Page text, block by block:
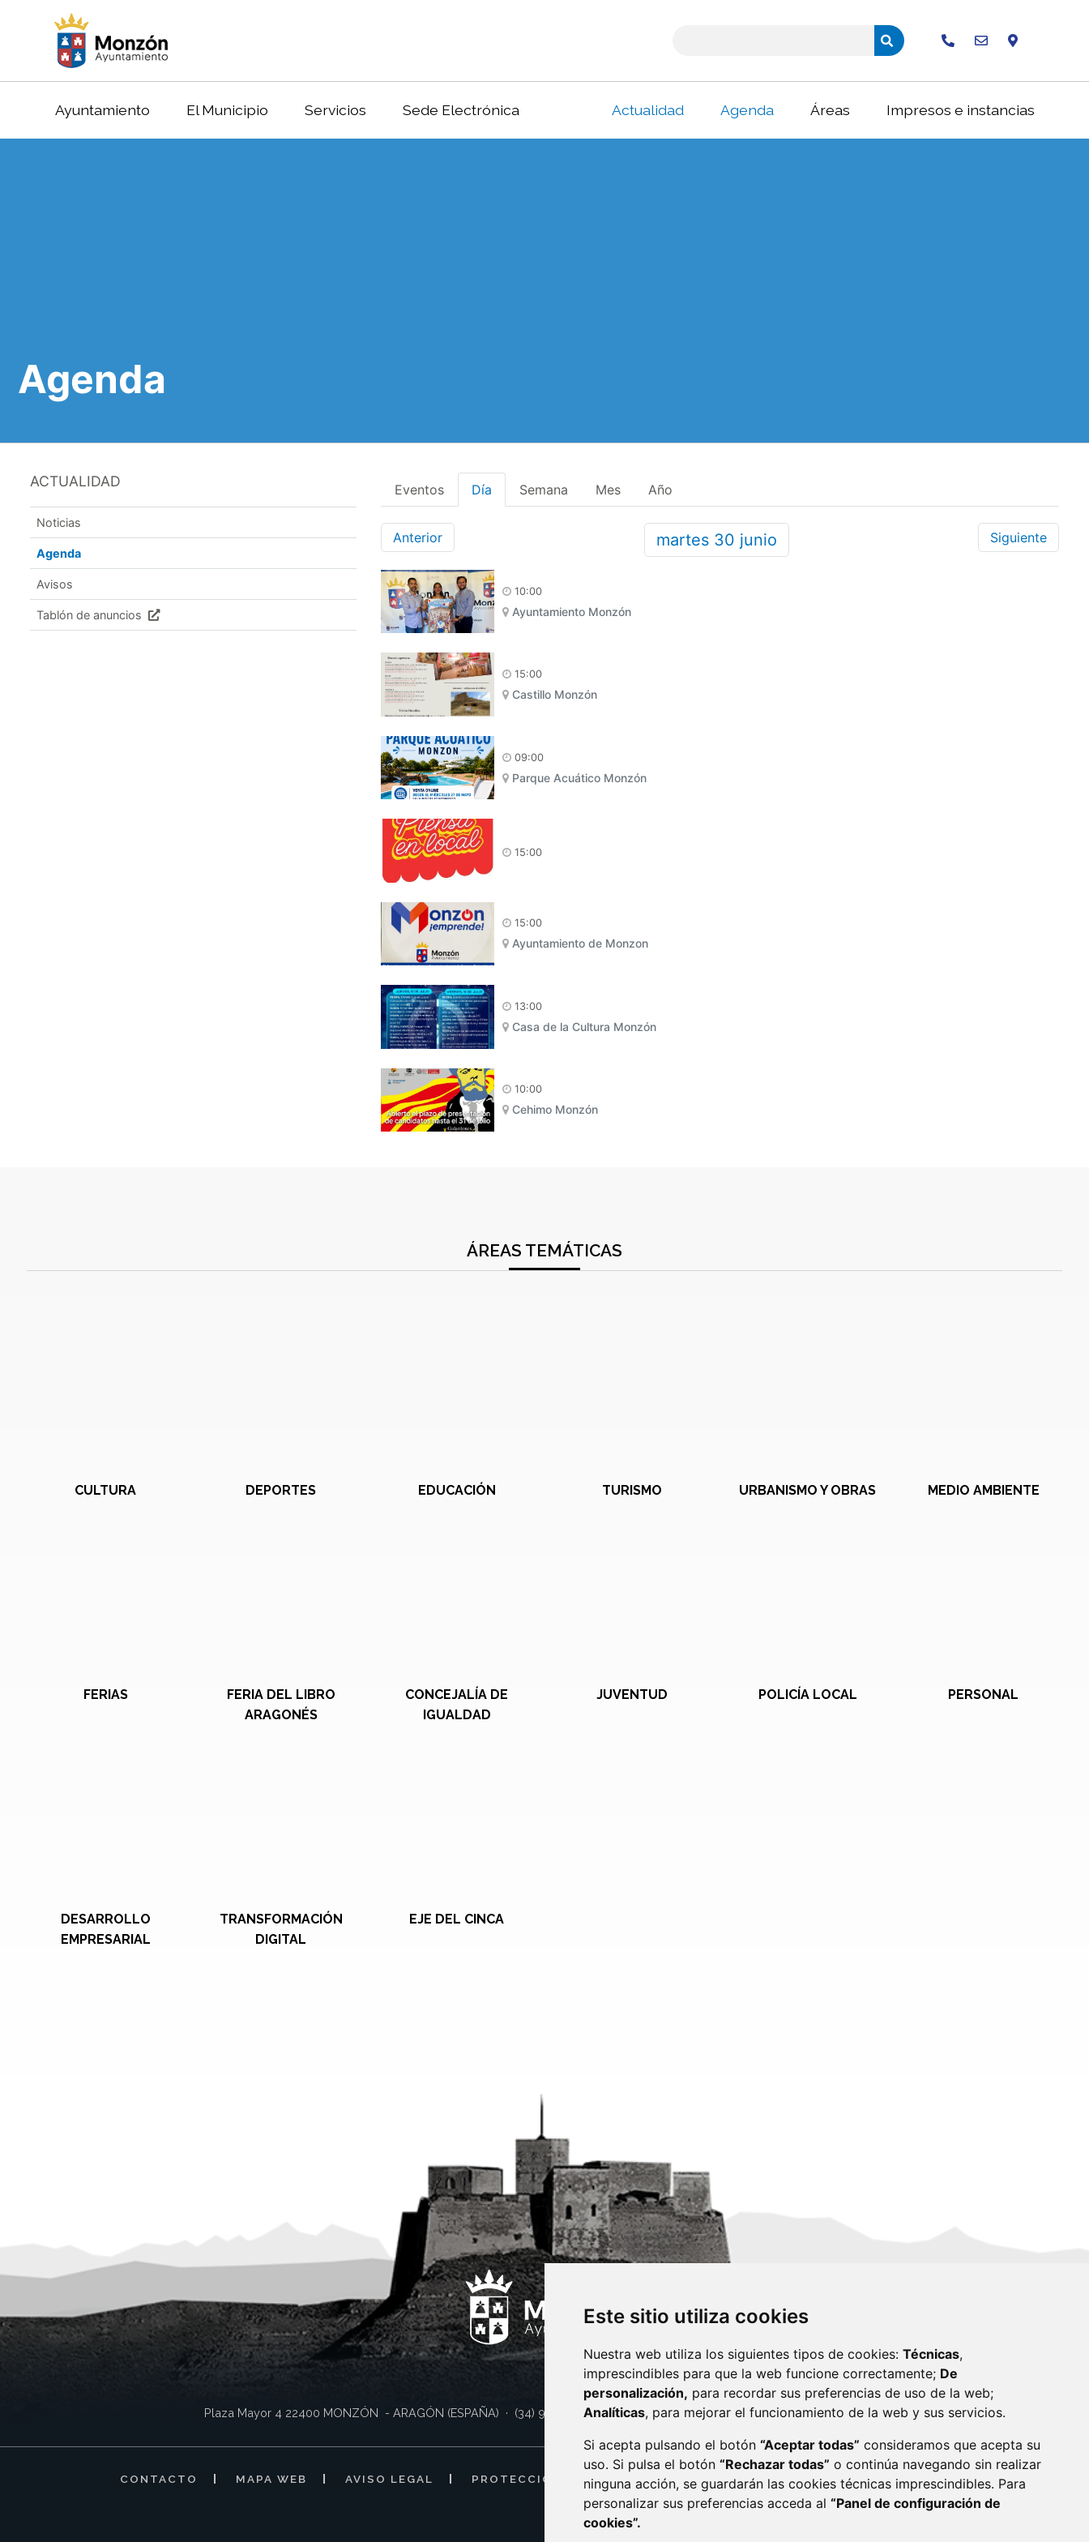
Este sitio utiliza cookies
Nuestra web utiliza los siguientes tipos de cookies: Técnicas,
imprescindibles para que la web funcione correctamente; De
personalización, para recordar sus preferencias de uso de la web;
Analíticas, para mejorar el funcionamiento de la web y sus servicios.
Si acepta pulsando el botón “Aceptar todas” consideramos que acepta su
uso. Si pulsa el botón “Rechazar todas” o continúa navegando sin realizar
ninguna acción, se guardarán las cookies técnicas imprescindibles. Para
personalizar sus preferencias acceda al “Panel de configuración de
cookies”.
Ayuntamiento El Municipio Servicios Sede Electrónica Actualidad Agenda Áreas Impresos e instancias
Agenda
ACTUALIDAD
Noticias
Agenda
Avisos
Tablón de anuncios
Eventos Día Semana Mes Año
Anterior martes 30 junio Siguiente
10:00
Ayuntamiento Monzón
15:00
Castillo Monzón
09:00
Parque Acuático Monzón
15:00
15:00
Ayuntamiento de Monzon
13:00
Casa de la Cultura Monzón
10:00
Cehimo Monzón
ÁREAS TEMÁTICAS
CULTURA DEPORTES EDUCACIÓN TURISMO URBANISMO Y OBRAS MEDIO AMBIENTE
FERIAS
FERIA DEL LIBRO
ARAGONÉS
CONCEJALÍA DE
IGUALDAD
JUVENTUD POLICÍA LOCAL PERSONAL
DESARROLLO
EMPRESARIAL
TRANSFORMACIÓN
DIGITAL
EJE DEL CINCA
Plaza Mayor 4 22400 MONZÓN - ARAGÓN (ESPAÑA) · (34) 974 400 700 ·sac@monzon.es monzon.es
CONTACTO MAPA WEB AVISO LEGAL PROTECCIÓN DE DATOS POLÍTICA DE COOKIES
ACCESIBILIDAD